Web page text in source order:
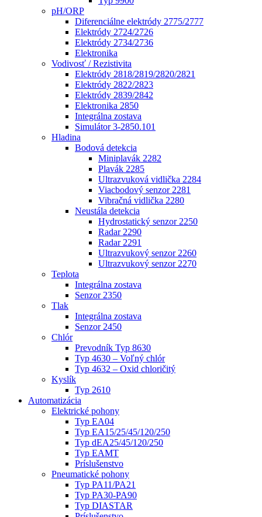
pH/ORP
Diferenciálne elektródy 2775/2777
Elektródy 2724/2726
Elektródy 2734/2736
Elektronika
Vodivosť / Rezistivita
Elektródy 2818/2819/2820/2821
Elektródy 2822/2823
Elektródy 2839/2842
Elektronika 2850
Integrálna zostava
Simulátor 3-2850.101
Hladina
Bodová detekcia
Miniplavák 2282
Plavák 2285
Ultrazvuková vidlička 2284
Viacbodový senzor 2281
Vibračná vidlička 2280
Neustála detekcia
Hydrostatický senzor 2250
Radar 2290
Radar 2291
Ultrazvukový senzor 2260
Ultrazvukový senzor 2270
Teplota
Integrálna zostava
Senzor 2350
Tlak
Integrálna zostava
Senzor 2450
Chlór
Prevodník Typ 8630
Typ 4630 – Voľný chlór
Typ 4632 – Oxid chloričitý
Kyslík
Typ 2610
Automatizácia
Elektrické pohony
Typ EA04
Typ EA15/25/45/120/250
Typ dEA25/45/120/250
Typ EAMT
Príslušenstvo
Pneumatické pohony
Typ PA11/PA21
Typ PA30-PA90
Typ DIASTAR